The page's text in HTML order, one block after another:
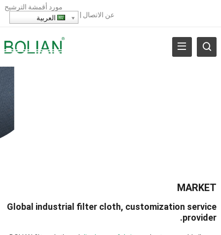
مورد أقمشة الترشيح
عن الاتصال العربية
MARKET
Global industrial filter cloth, customization service
provider
.